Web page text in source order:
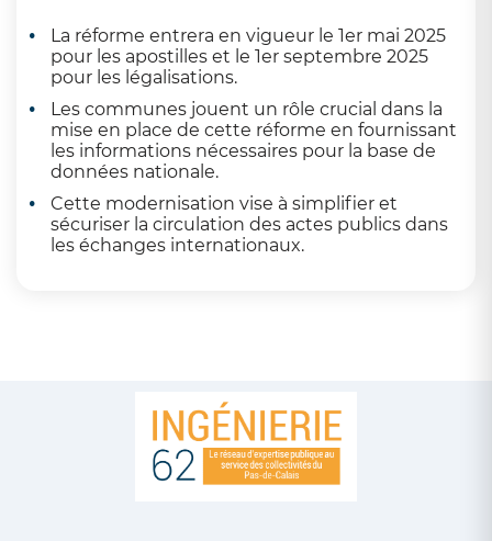
La réforme entrera en vigueur le 1er mai 2025
pour les apostilles et le 1er septembre 2025
pour les légalisations.
Les communes jouent un rôle crucial dans la
mise en place de cette réforme en fournissant
les informations nécessaires pour la base de
données nationale.
Cette modernisation vise à simplifier et
sécuriser la circulation des actes publics dans
les échanges internationaux.